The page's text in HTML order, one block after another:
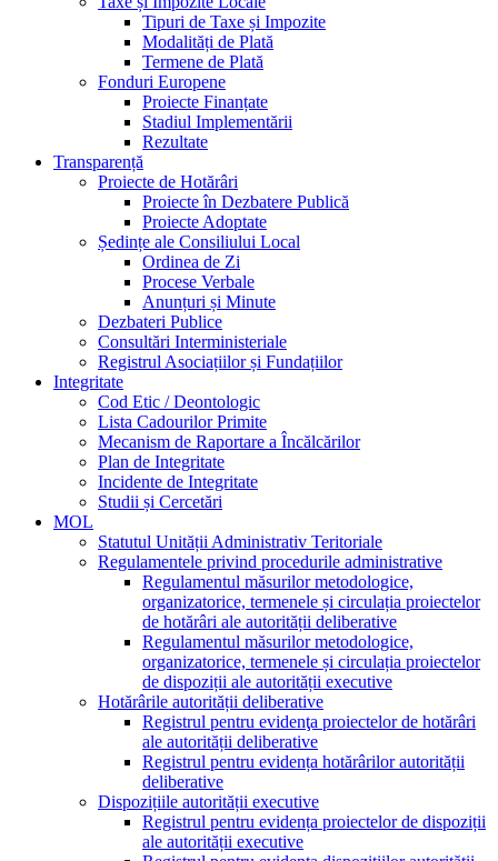
Tipuri de Taxe și Impozite
Modalități de Plată
Termene de Plată
Fonduri Europene
Proiecte Finanțate
Stadiul Implementării
Rezultate
Transparență
Proiecte de Hotărâri
Proiecte în Dezbatere Publică
Proiecte Adoptate
Ședințe ale Consiliului Local
Ordinea de Zi
Procese Verbale
Anunțuri și Minute
Dezbateri Publice
Consultări Interministeriale
Registrul Asociațiilor și Fundațiilor
Integritate
Cod Etic / Deontologic
Lista Cadourilor Primite
Mecanism de Raportare a Încălcărilor
Plan de Integritate
Incidente de Integritate
Studii și Cercetări
MOL
Statutul Unității Administrativ Teritoriale
Regulamentele privind procedurile administrative
Regulamentul măsurilor metodologice,
organizatorice, termenele și circulația proiectelor
de hotărâri ale autorității deliberative
Regulamentul măsurilor metodologice,
organizatorice, termenele și circulația proiectelor
de dispoziții ale autorității executive
Hotărârile autorității deliberative
Registrul pentru evidenţa proiectelor de hotărâri
ale autorității deliberative
Registrul pentru evidența hotărârilor autorității
deliberative
Dispozițiile autorității executive
Registrul pentru evidența proiectelor de dispoziții
ale autorității executive